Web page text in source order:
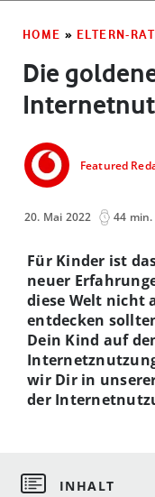
HOME » ELTERN-
Die
Featured
20. Mai 2022 44 min.
Für Kinder ist
neuer
diese Welt nicht
entdecken
Dein Kind auf
wir Dir in
der